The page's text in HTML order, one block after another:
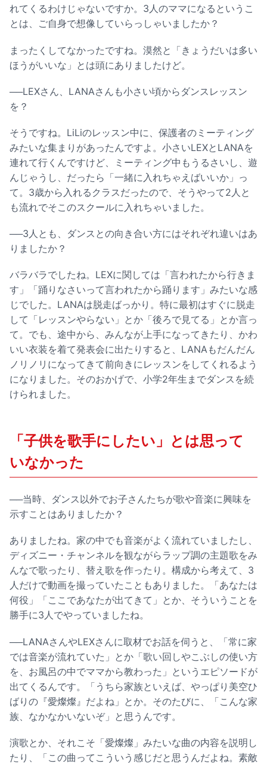
れてくるわけじゃないですか。3人のママになるというこ
とは、ご自身で想像していらっしゃいましたか？
まったくしてなかったですね。漠然と「きょうだいは多い
ほうがいいな」とは頭にありましたけど。
──LEXさん、LANAさんも小さい頃からダンスレッスン
を？
そうですね。LiLiのレッスン中に、保護者のミーティング
みたいな集まりがあったんですよ。小さいLEXとLANAを
連れて行くんですけど、ミーティング中もうるさいし、遊
んじゃうし、だったら「一緒に入れちゃえばいいか」っ
て。3歳から入れるクラスだったので、そうやって2人と
も流れでそこのスクールに入れちゃいました。
──3人とも、ダンスとの向き合い方にはそれぞれ違いはあ
りましたか？
バラバラでしたね。LEXに関しては「言われたから行きま
す」「踊りなさいって言われたから踊ります」みたいな感
じでした。LANAは脱走ばっかり。特に最初はすぐに脱走
して「レッスンやらない」とか「後ろで見てる」とか言っ
て。でも、途中から、みんなが上手になってきたり、かわ
いい衣装を着て発表会に出たりすると、LANAもだんだん
ノリノリになってきて前向きにレッスンをしてくれるよう
になりました。そのおかげで、小学2年生までダンスを続
けられました。
「子供を歌手にしたい」とは思って
いなかった
──当時、ダンス以外でお子さんたちが歌や音楽に興味を
示すことはありましたか？
ありましたね。家の中でも音楽がよく流れていましたし、
ディズニー・チャンネルを観ながらラップ調の主題歌をみ
んなで歌ったり、替え歌を作ったり。構成から考えて、3
人だけで動画を撮っていたこともありました。「あなたは
何役」「ここであなたが出てきて」とか、そういうことを
勝手に3人でやっていましたね。
──LANAさんやLEXさんに取材でお話を伺うと、「常に家
では音楽が流れていた」とか「歌い回しやこぶしの使い方
を、お風呂の中でママから教わった」というエピソードが
出てくるんです。「うちら家族といえば、やっぱり美空ひ
ばりの『愛燦燦』だよね」とか。そのたびに、「こんな家
族、なかなかいないぞ」と思うんです。
演歌とか、それこそ「愛燦燦」みたいな曲の内容を説明し
たり、「この曲ってこういう感じだと思うんだよね。素敵